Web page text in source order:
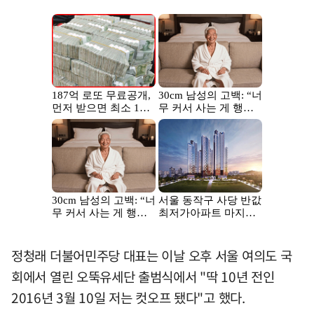
정청래 더불어민주당 대표는 이날 오후 서울 여의도 국
회에서 열린 오뚝유세단 출범식에서 "딱 10년 전인
2016년 3월 10일 저는 컷오프 됐다"고 했다.